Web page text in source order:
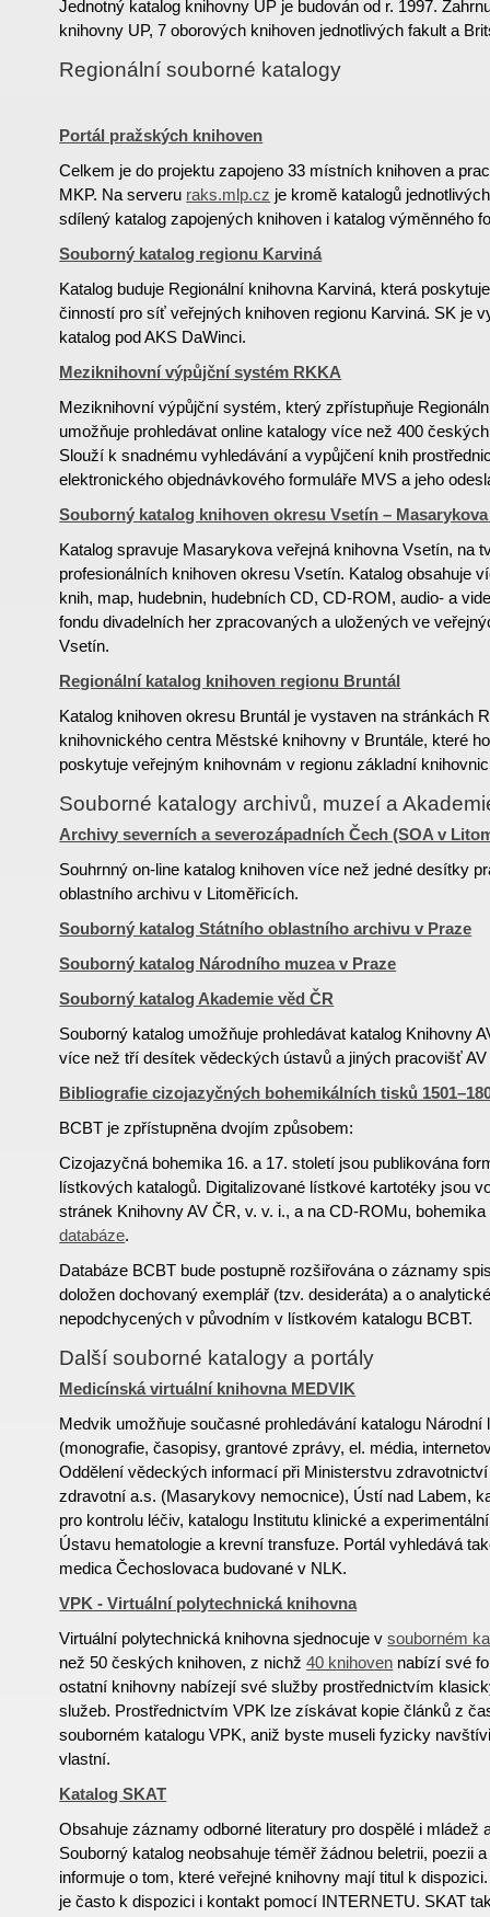
Jednotný katalog knihovny UP je budován od r. 1997.
knihovny UP, 7 oborových knihoven jednotlivých fakult a
Regionální souborné katalogy
Portál pražských knihoven
Celkem je do projektu zapojeno 33 místních knihoven a
MKP. Na serveru raks.mlp.cz je kromě katalogů
sdílený katalog zapojených knihoven i katalog výměnného
Souborný katalog regionu Karviná
Katalog buduje Regionální knihovna Karviná, která
činností pro síť veřejných knihoven regionu Karviná. SK je
katalog pod AKS DaWinci.
Meziknihovní výpůjční systém RKKA
Meziknihovní výpůjční systém, který zpřístupňuje
umožňuje prohledávat online katalogy více než 400
Slouží k snadnému vyhledávání a vypůjčení knih
elektronického objednávkového formuláře MVS a jeho
Souborný katalog knihoven okresu Vsetín –
Katalog spravuje Masarykova veřejná knihovna Vsetín, na
profesionálních knihoven okresu Vsetín. Katalog obsahuje
knih, map, hudebnin, hudebních CD, CD-ROM, audio- a
fondu divadelních her zpracovaných a uložených ve
Vsetín.
Regionální katalog knihoven regionu Bruntál
Katalog knihoven okresu Bruntál je vystaven na stránkách
knihovnického centra Městské knihovny v Bruntále, které
poskytuje veřejným knihovnám v regionu základní
Souborné katalogy archivů, muzeí a
Archivy severních a severozápadních Čech (SOA v
Souhrnný on-line katalog knihoven více než jedné desítky
oblastního archivu v Litoměřicích.
Souborný katalog Státního oblastního archivu v Praze
Souborný katalog Národního muzea v Praze
Souborný katalog Akademie věd ČR
Souborný katalog umožňuje prohledávat katalog Knihovny
více než tří desítek vědeckých ústavů a jiných pracovišť
Bibliografie cizojazyčných bohemikálních tisků
BCBT je zpřístupněna dvojím způsobem:
Cizojazyčná bohemika 16. a 17. století jsou publikována
lístkových katalogů. Digitalizované lístkové kartotéky jsou
stránek Knihovny AV ČR, v. v. i., a na CD-ROMu,
databáze.
Databáze BCBT bude postupně rozšiřována o záznamy
doložen dochovaný exemplář (tzv. desideráta) a o
nepodchycených v původním v lístkovém katalogu BCBT.
Další souborné katalogy a portály
Medicínská virtuální knihovna MEDVIK
Medvik umožňuje současné prohledávání katalogu Národní
(monografie, časopisy, grantové zprávy, el. média,
Oddělení vědeckých informací při Ministerstvu
zdravotní a.s. (Masarykovy nemocnice), Ústí nad Labem,
pro kontrolu léčiv, katalogu Institutu klinické a
Ústavu hematologie a krevní transfuze. Portál vyhledává
medica Čechoslovaca budované v NLK.
VPK - Virtuální polytechnická knihovna
Virtuální polytechnická knihovna sjednocuje vsouborném
než 50 českých knihoven, z nichž40 knihoven nabízí své
ostatní knihovny nabízejí své služby prostřednictvím
služeb. Prostřednictvím VPK lze získávat kopie článků z
souborném katalogu VPK, aniž byste museli fyzicky
vlastní.
Katalog SKAT
Obsahuje záznamy odborné literatury pro dospělé i mládež
Souborný katalog neobsahuje téměř žádnou beletrii, poezii
informuje o tom, které veřejné knihovny mají titul k
je často k dispozici i kontakt pomocí INTERNETU. SKAT